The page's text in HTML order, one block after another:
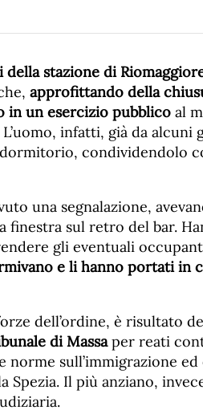
della stazione di
approfittando della
in un esercizio pubblico al
L’uomo, infatti, già da alcuni
condividendolo
una segnalazione,
finestra sul retro del bar.
gli eventuali
e li hanno portati in
dell’ordine, è risultato
di Massaper reati
sull’immigrazione
Spezia. Il più anziano,